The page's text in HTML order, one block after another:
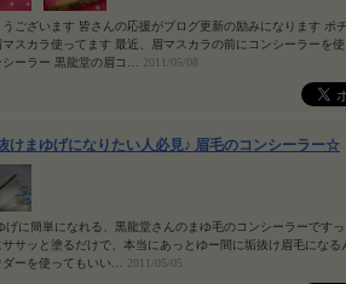
ございます 皆さんの応援がブログ更新の励みになります ポ
スカラ使ってます 最近、眉マスカラの前にコンシーラーを
ーラー 黒龍堂の眉コ… 2011/05/08
けまゆげになりたい人必見♪ 眉毛のコンシーラー☆
げに簡単になれる、黒龍堂さんのまゆ毛のコンシーラーです
ササッと塗るだけで、本当にあっとゆー間に垢抜け眉毛にな
ーを使ってもいい… 2011/05/05